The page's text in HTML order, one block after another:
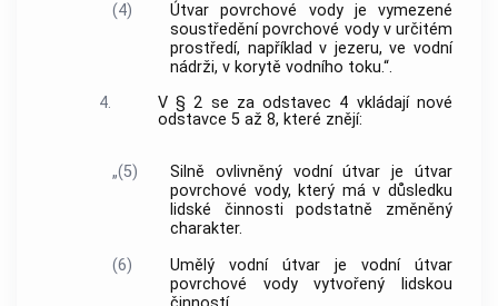
(4)
Útvar povrchové vody je vymezené
soustředění povrchové vody v určitém
prostředí, například v jezeru, ve vodní
nádrži, v korytě vodního toku.“.
4.
V § 2 se za odstavec 4 vkládají nové
odstavce 5 až 8, které znějí:
„(5)
Silně ovlivněný vodní útvar je útvar
povrchové vody, který má v důsledku
lidské činnosti podstatně změněný
charakter.
(6)
Umělý vodní útvar je vodní útvar
povrchové vody vytvořený lidskou